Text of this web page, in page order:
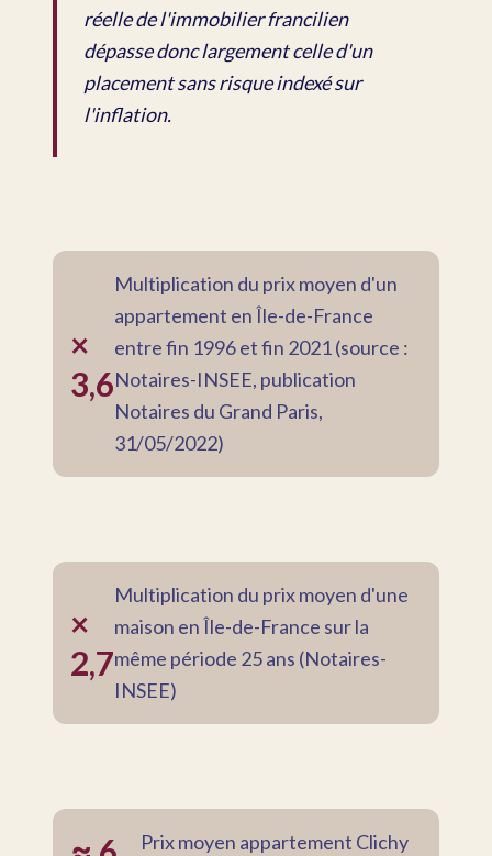
réelle de l'immobilier francilien
dépasse donc largement celle d'un
placement sans risque indexé sur
l'inflation.
×
3,6
Multiplication du prix moyen d'un
appartement en Île-de-France
entre fin 1996 et fin 2021 (source :
Notaires-INSEE, publication
Notaires du Grand Paris,
31/05/2022)
×
2,7
Multiplication du prix moyen d'une
maison en Île-de-France sur la
même période 25 ans (Notaires-
INSEE)
Prix moyen appartement Clichy